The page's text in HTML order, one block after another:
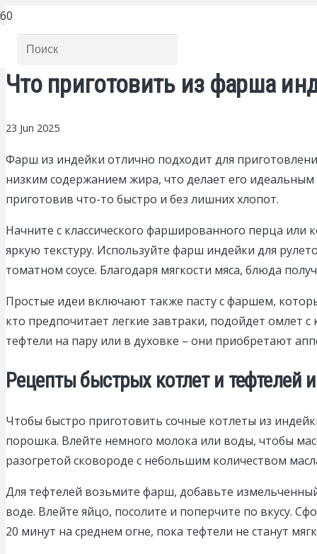
Что приготовить из фарша
23 Jun 2025
Фарш из индейки отлично подходит для
низким содержанием жира, что делает его
приготовив что-то быстро и без лишних хлопот.
Начните с классического фаршированного перца
яркую текстуру. Используйте фарш индейки для
томатном соусе. Благодаря мягкости мяса, блюда
Простые идеи включают также пасту с фаршем,
кто предпочитает легкие завтраки, подойдет омлет
тефтели на пару или в духовке – они приобретают
Рецепты быстрых котлет и тефтелей
Чтобы быстро приготовить сочные котлеты из
порошка. Влейте немного молока или воды, чтобы
разогретой сковороде с небольшим количеством
Для тефтелей возьмите фарш, добавьте
воде. Влейте яйцо, посолите и поперчите по вкусу.
20 минут на среднем огне, пока тефтели не станут